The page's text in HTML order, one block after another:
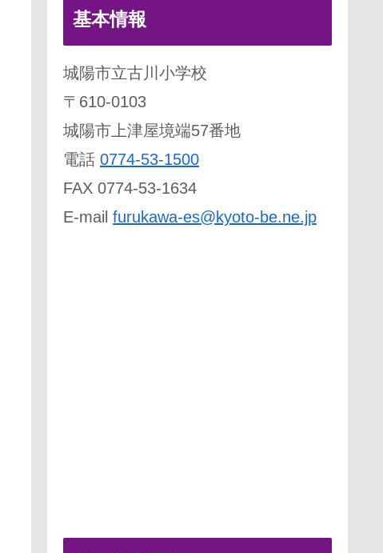
基本情報
城陽市立古川小学校
〒610-0103
城陽市上津屋境端57番地
電話 0774-53-1500
FAX 0774-53-1634
E-mail furukawa-es@kyoto-be.ne.jp